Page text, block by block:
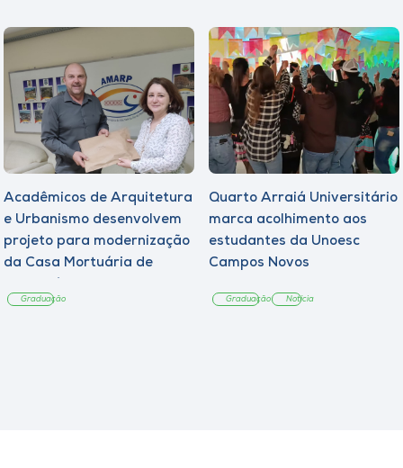
Acadêmicos de Arquitetura
e Urbanismo desenvolvem
projeto para modernização
da Casa Mortuária de
Graduação
Quarto Arraiá Universitário
marca acolhimento aos
estudantes da Unoesc
Campos Novos
Graduação Notícia